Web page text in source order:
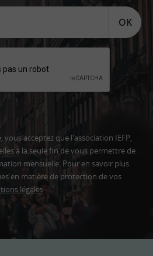
OK
acceptez que l'association IEFP,
à la seule fin de vous permettre de
mensuelle. Pour en savoir plus
en matière de protection de vos
légales